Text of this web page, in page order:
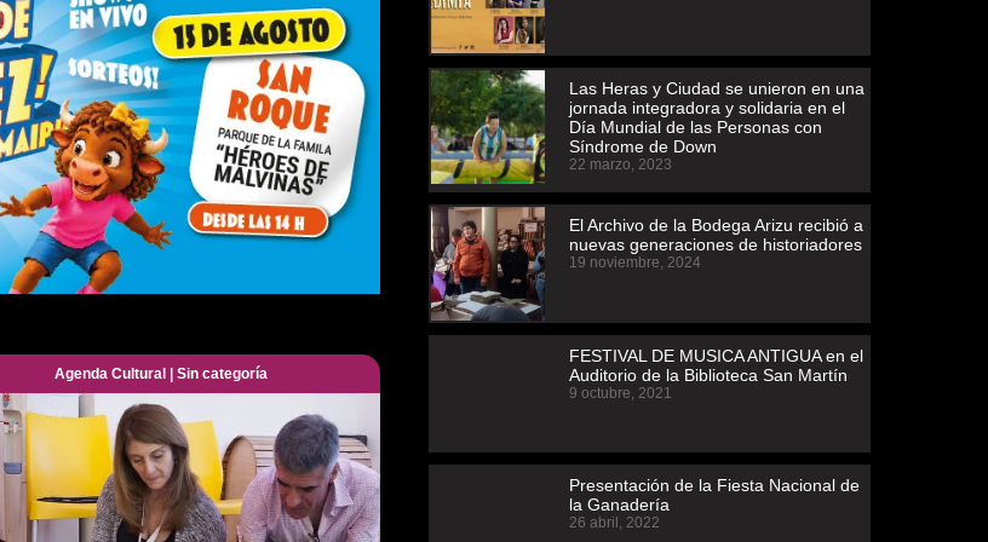
Agenda Cultural| Sin categoría
Las Heras y Ciudad se unieron en una
jornada integradora y solidaria en el
Día Mundial de las Personas con
Síndrome de Down
22 marzo, 2023
El Archivo de la Bodega Arizu recibió a
nuevas generaciones de historiadores
19 noviembre, 2024
FESTIVAL DE MUSICA ANTIGUA en el
Auditorio de la Biblioteca San Martín
9 octubre, 2021
Presentación de la Fiesta Nacional de
la Ganadería
26 abril, 2022